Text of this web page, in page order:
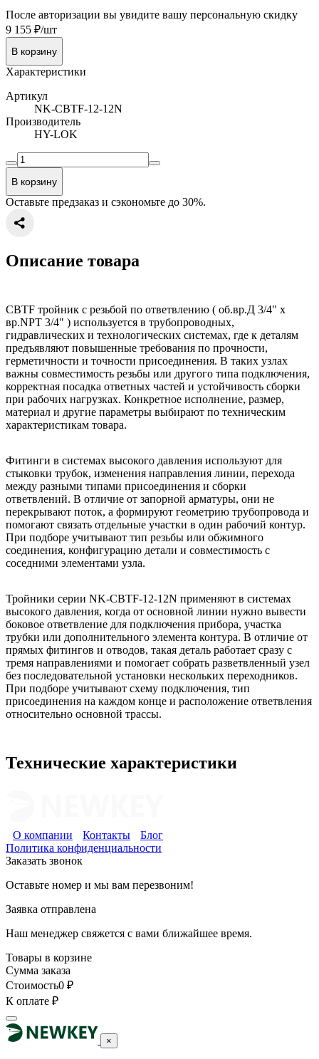
После авторизации вы увидите вашу персональную скидку
9 155 ₽/шт
В корзину
Характеристики
Артикул
NK-CBTF-12-12N
Производитель
HY-LOK
В корзину
Оставьте предзаказ и сэкономьте до 30%.
Описание товара
Тройники серии NK-CBTF-12-12N применяют в системах
высокого давления, когда от основной линии нужно вывести
боковое ответвление для подключения прибора, участка
трубки или дополнительного элемента контура. В отличие от
прямых фитингов и отводов, такая деталь работает сразу с
тремя направлениями и помогает собрать разветвленный узел
без последовательной установки нескольких переходников.
При подборе учитывают схему подключения, тип
присоединения на каждом конце и расположение ответвления
относительно основной трассы.
Фитинги в системах высокого давления используют для
стыковки трубок, изменения направления линии, перехода
между разными типами присоединения и сборки
ответвлений. В отличие от запорной арматуры, они не
перекрывают поток, а формируют геометрию трубопровода и
помогают связать отдельные участки в один рабочий контур.
При подборе учитывают тип резьбы или обжимного
соединения, конфигурацию детали и совместимость с
соседними элементами узла.
CBTF тройник с резьбой по ответвлению ( об.вр.Д 3/4" x
вр.NPT 3/4" ) используется в трубопроводных,
гидравлических и технологических системах, где к деталям
предъявляют повышенные требования по прочности,
герметичности и точности присоединения. В таких узлах
важны совместимость резьбы или другого типа подключения,
корректная посадка ответных частей и устойчивость сборки
при рабочих нагрузках. Конкретное исполнение, размер,
материал и другие параметры выбирают по техническим
характеристикам товара.
Технические характеристики
О компании Контакты
Блог
Политика конфиденциальности
Заказать звонок
Оставьте номер и мы вам перезвоним!
Заявка отправлена
Наш менеджер свяжется с вами ближайшее время.
Товары в корзине
Сумма заказа
Стоимость0 ₽
К оплате ₽
×